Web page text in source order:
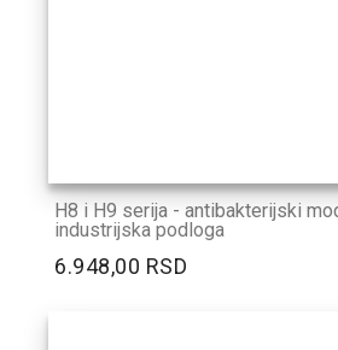
H8 i H9 serija - antibakterijski
industrijska podloga
6.948,00 RSD